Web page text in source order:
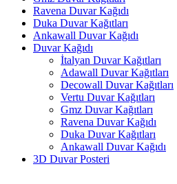
Ravena Duvar Kağıdı
Duka Duvar Kağıtları
Ankawall Duvar Kağıdı
Duvar Kağıdı
İtalyan Duvar Kağıtları
Adawall Duvar Kağıtları
Decowall Duvar Kağıtları
Vertu Duvar Kağıtları
Gmz Duvar Kağıtları
Ravena Duvar Kağıdı
Duka Duvar Kağıtları
Ankawall Duvar Kağıdı
3D Duvar Posteri